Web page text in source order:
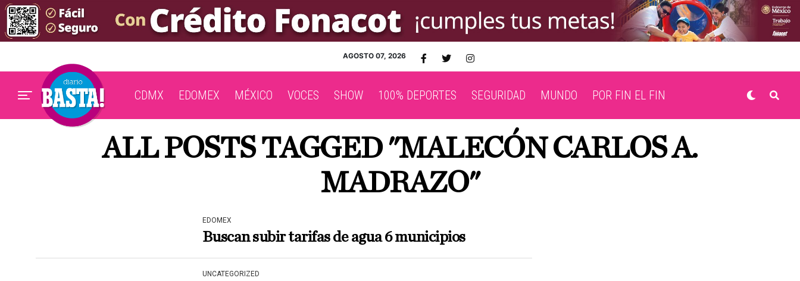
AGOSTO 07, 2026
CDMX EDOMEX MÉXICO VOCES SHOW 100% DEPORTES SEGURIDAD MUNDO POR FIN EL FIN
ALL POSTS TAGGED "MALECÓN CARLOS A.
MADRAZO"
EDOMEX
Buscan subir tarifas de agua 6 municipios
UNCATEGORIZED